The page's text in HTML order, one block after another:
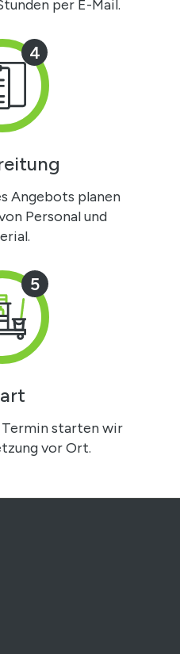
per E-Mail.
4
Angebots planen
Personal und
5
starten wir
vor Ort.